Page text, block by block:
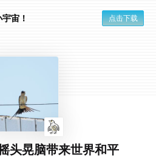
宙！ 点击下载
头晃脑带来世界和平